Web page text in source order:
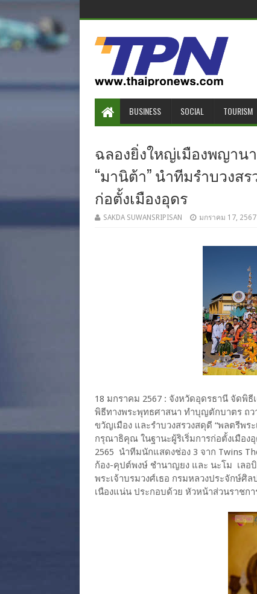
BUSINESS SOCIAL TOURISM
ฉลองยิ่งใหญ่เมืองพญานา
“มานิต้า” นำทีมรำบวงส
ก่อตั้งเมืองอุดร
SAKDA SUWANSRIPISAN มกราคม 17, 2567
18 มกราคม 2567 : จังหวัดอุดรธานี จัดพิ
พิธีทางพระพุทธศาสนา ทำบุญตักบาตร ถว
ขวัญเมือง และรำบวงสรวงสดุดี “พลตรีพร
กรุณาธิคุณ ในฐานะผู้ริเริ่มการก่อตั้งเมือง
2565 นำทีมนักแสดงช่อง 3 จาก Twins
ก้อง-คุปต์พงษ์ ชำนาญยง และ นะโม เลอ
พระเจ้าบรมวงศ์เธอ กรมหลวงประจักษ์ศิ
เนืองแน่น ประกอบด้วย หัวหน้าส่วนราชก